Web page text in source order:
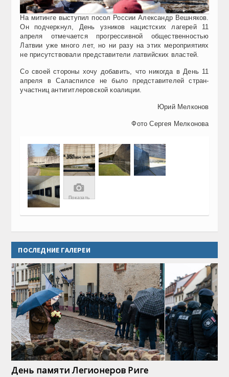
На митинге выступил посол России Александр Вешняков.
Он подчеркнул, День узников нацистских лагерей 11
апреля отмечается прогрессивной общественностью
Латвии уже много лет, но ни разу на этих мероприятиях
не присутствовали представители латвийских властей.
Со своей стороны хочу добавить, что никогда в День 11
апреля в Саласпилсе не было представителей стран-
участниц антигитлеровской коалиции.
Юрий Мелконов
Фото Сергея Мелконова
📷
Показать
ПОСЛЕДНИЕ ГАЛЕРЕИ
День памяти Легионеров Риге